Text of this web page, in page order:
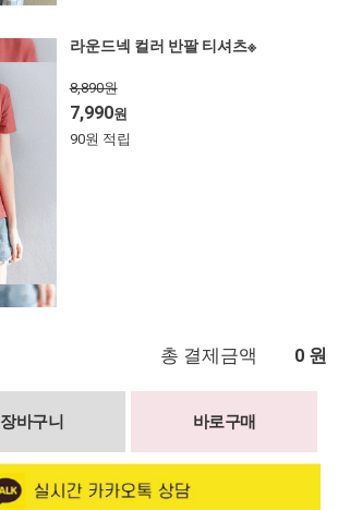
라운드넥 컬러 반팔 티셔츠※
8,890원
7,990원
90원 적립
총 결제금액 0 원
장바구니 바로구매